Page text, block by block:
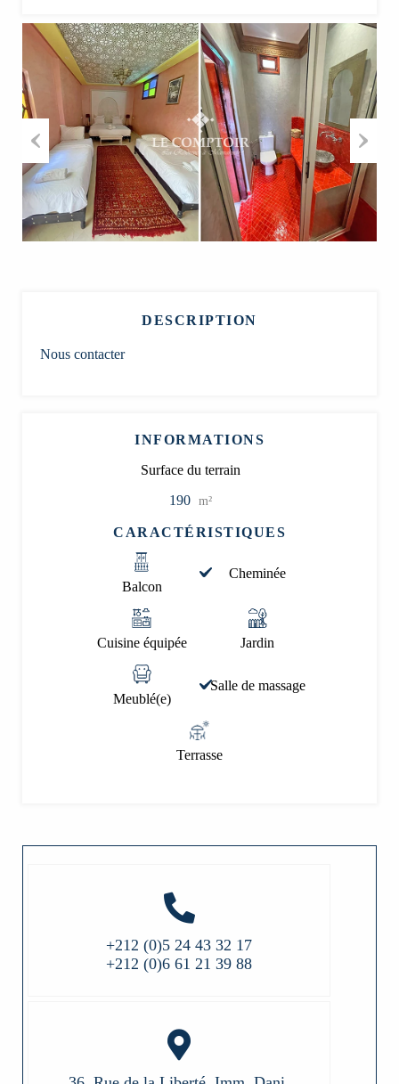
Previous Next
INFORMATIONS
Surface du terrain
190 m²
CARACTÉRISTIQUES
Balcon
Cheminée
Cuisine équipée Jardin
Meublé(e)
Salle de massage
Terrasse
DESCRIPTION
Nous contacter
+212 (0)5 24 43 32 17
+212 (0)6 61 21 39 88